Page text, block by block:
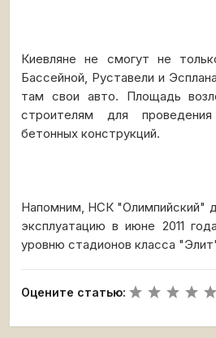
Киевляне не смогут не
Бассейной, Руставели и
там свои авто. Площадь
строителям для
бетонных конструкций.
Напомним, НСК "Олимпийский"
эксплуатацию в июне 2011
уровню стадионов класса
Оцените статью: